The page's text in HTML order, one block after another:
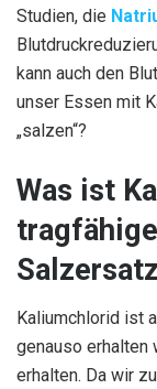
Studien, die
kann auch den
unser Essen mit
„salzen“?
Was ist
Kaliumchlorid ist a
genauso erhalten
erhalten. Da wir